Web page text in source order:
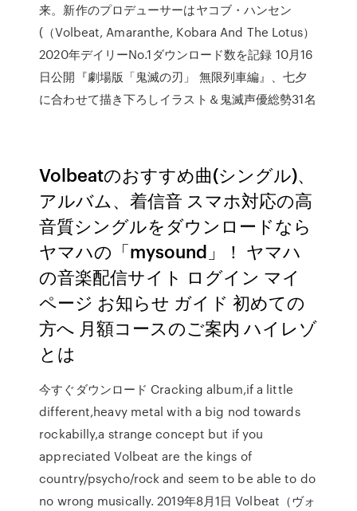
来。新作のプロデューサーはヤコブ・ハンセン
(（Volbeat, Amaranthe, Kobara And The Lotus）
2020年デイリーNo.1ダウンロード数を記録 10月16
日公開『劇場版「鬼滅の刃」 無限列車編』、七夕
に合わせて描き下ろしイラスト＆鬼滅声優総勢31名
Volbeatのおすすめ曲(シングル)、
アルバム、着信音 スマホ対応の高
音質シングルをダウンロードなら
ヤマハの「mysound」！ ヤマハ
の音楽配信サイト ログイン マイ
ページ お知らせ ガイド 初めての
方へ 月額コースのご案内 ハイレゾ
とは
今すぐダウンロード Cracking album,if a little
different,heavy metal with a big nod towards
rockabilly,a strange concept but if you
appreciated Volbeat are the kings of
country/psycho/rock and seem to be able to do
no wrong musically. 2019年8月1日 Volbeat（ヴォ